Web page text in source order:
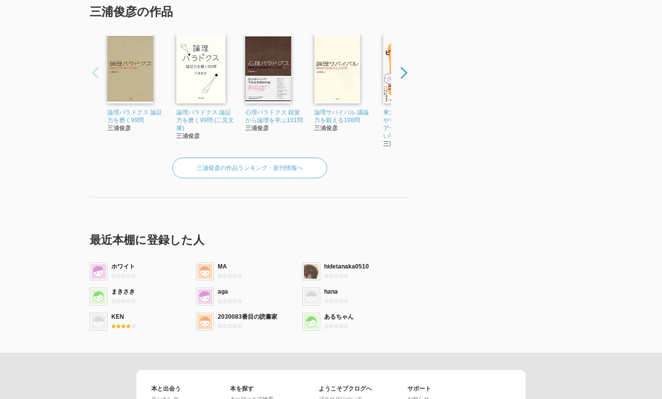
三浦俊彦の作品
論理パラドクス 論証
力を磨く99問
三浦俊彦
論理パラドクス 論証
力を磨く99問 (二見文
庫)
三浦俊彦
心理パラドクス 錯覚
から論理を学ぶ101問
三浦俊彦
論理サバイバル 議論
力を鍛える108問
三浦俊彦
東大の先生!超わかり
やすくビジネスに効く
アートを教えてくださ
い!
三浦俊彦
三浦俊彦の作品ランキング・新刊情報へ
最近本棚に登録した人
ホワイト MA hidetanaka0510
まきさき aga hana
KEN 2030083番目の読書家 あるちゃん
本と出会う 本を探す ようこそブクログへ サポート